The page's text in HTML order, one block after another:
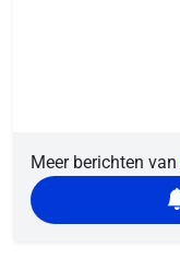
Meer berichten van